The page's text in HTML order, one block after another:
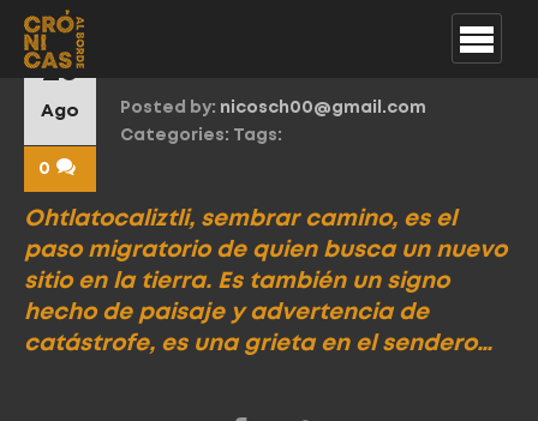
Posted by: nicosch00@gmail.com
Categories: Tags:
25
Ago
0
Ohtlatocaliztli, sembrar camino, es el
paso migratorio de quien busca un nuevo
sitio en la tierra. Es también un signo
hecho de paisaje y advertencia de
catástrofe, es una grieta en el sendero…